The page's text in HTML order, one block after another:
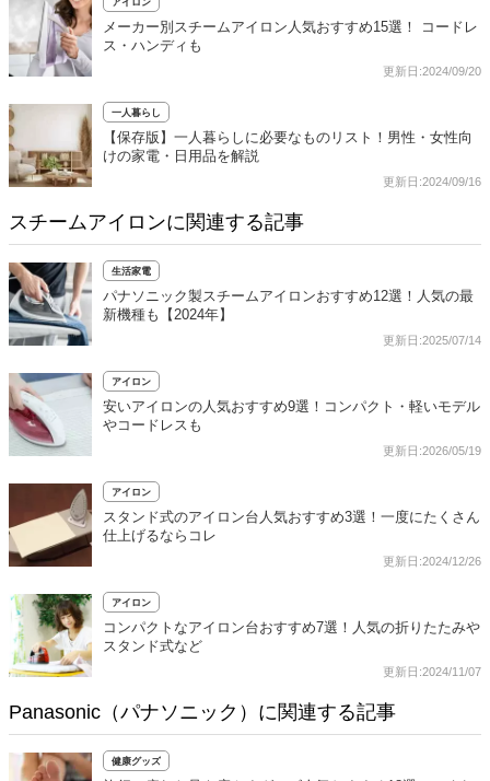
メーカー別スチームアイロン人気おすすめ15選！ コードレ
ス・ハンディも
更新日:2024/09/20
一人暮らし
【保存版】一人暮らしに必要なものリスト！男性・女性向
けの家電・日用品を解説
更新日:2024/09/16
スチームアイロンに関連する記事
生活家電
パナソニック製スチームアイロンおすすめ12選！人気の最
新機種も【2024年】
更新日:2025/07/14
アイロン
安いアイロンの人気おすすめ9選！コンパクト・軽いモデル
やコードレスも
更新日:2026/05/19
アイロン
スタンド式のアイロン台人気おすすめ3選！一度にたくさん
仕上げるならコレ
更新日:2024/12/26
アイロン
コンパクトなアイロン台おすすめ7選！人気の折りたたみや
スタンド式など
更新日:2024/11/07
Panasonic（パナソニック）に関連する記事
健康グッズ